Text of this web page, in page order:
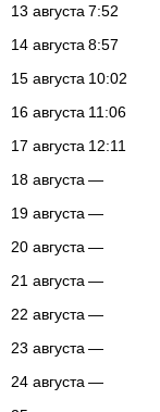
13 августа 7:52
14 августа 8:57
15 августа 10:02
16 августа 11:06
17 августа 12:11
18 августа —
19 августа —
20 августа —
21 августа —
22 августа —
23 августа —
24 августа —